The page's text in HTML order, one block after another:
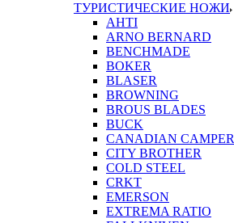
ТУРИСТИЧЕСКИЕ НОЖИ
AHTI
ARNO BERNARD
BENCHMADE
BOKER
BLASER
BROWNING
BROUS BLADES
BUCK
CANADIAN CAMPER
CITY BROTHER
COLD STEEL
CRKT
EMERSON
EXTREMA RATIO